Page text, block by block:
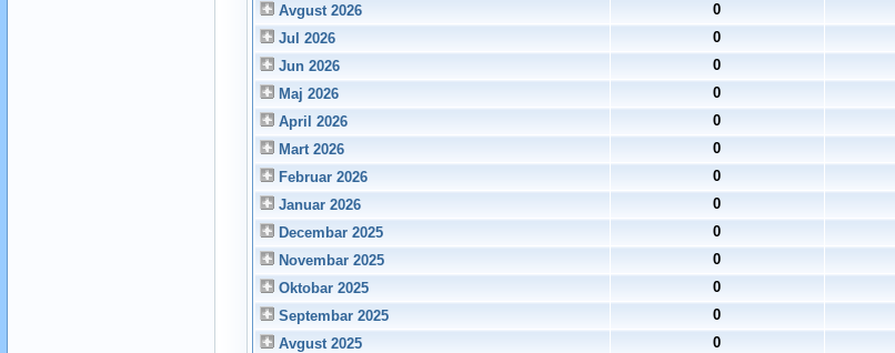
Avgust 2026
0
Jul 2026
0
Jun 2026
0
Maj 2026
0
April 2026
0
Mart 2026
0
Februar 2026
0
Januar 2026
0
Decembar 2025
0
Novembar 2025
0
Oktobar 2025
0
Septembar 2025
0
Avgust 2025
0